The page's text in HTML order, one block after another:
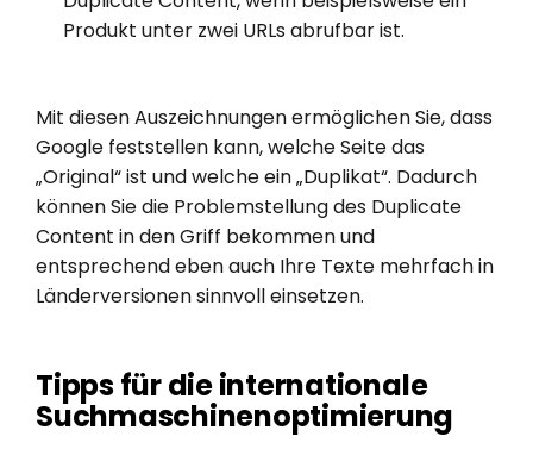
Produkt unter zwei URLs abrufbar ist.
Mit diesen Auszeichnungen ermöglichen Sie, dass
Google feststellen kann, welche Seite das
„Original“ ist und welche ein „Duplikat“. Dadurch
können Sie die Problemstellung des Duplicate
Content in den Griff bekommen und
entsprechend eben auch Ihre Texte mehrfach in
Länderversionen sinnvoll einsetzen.
Tipps für die internationale
Suchmaschinenoptimierung